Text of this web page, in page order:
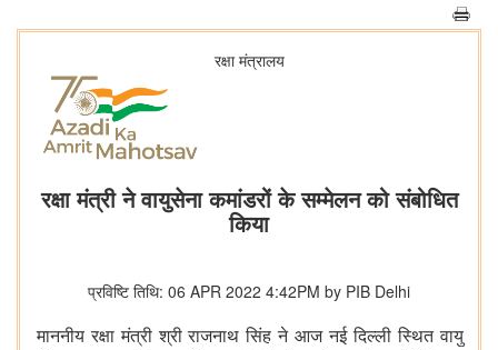
रक्षा मंत्रालय
रक्षा मंत्री ने वायुसेना कमांडरों के सम्मेलन को संबोधित
किया
प्रविष्टि तिथि: 06 APR 2022 4:42PM by PIB Delhi
माननीय रक्षा मंत्री श्री राजनाथ सिंह ने आज नई दिल्ली स्थित वायु